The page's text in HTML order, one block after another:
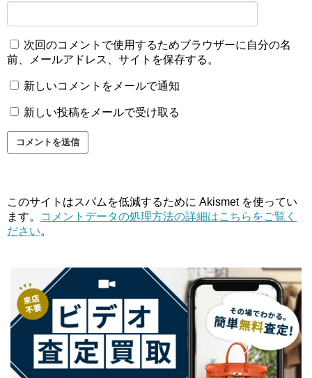
次回のコメントで使用するためブラウザーに自分の名
前、メールアドレス、サイトを保存する。
新しいコメントをメールで通知
新しい投稿をメールで受け取る
このサイトはスパムを低減するために Akismet を使ってい
ます。
コメントデータの処理方法の詳細はこちらをご覧く
ださい。